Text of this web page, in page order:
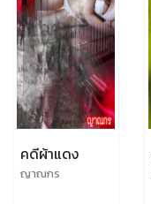
คดีผ้าแดง
ญาณกร